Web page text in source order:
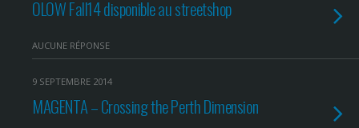
OLOW Fall14 disponible au streetshop
AUCUNE RÉPONSE
9 SEPTEMBRE 2014
MAGENTA – Crossing the Perth Dimension